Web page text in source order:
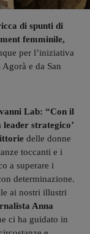
di spunti di
femminile,
per l’iniziativa
e da San
Lab: “Con il
strategico’
delle donne
toccanti e i
a superare i
determinazione.
ai nostri illustri
Anna
ci ha guidato in